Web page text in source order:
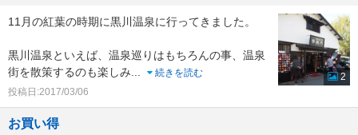
11月の紅葉の時期に黒川温泉に行ってきました。
黒川温泉といえば、温泉巡りはもちろんの事、温泉
街を散策するのも楽しみ...
続きを読む
投稿日:2017/03/06
2
お買い得